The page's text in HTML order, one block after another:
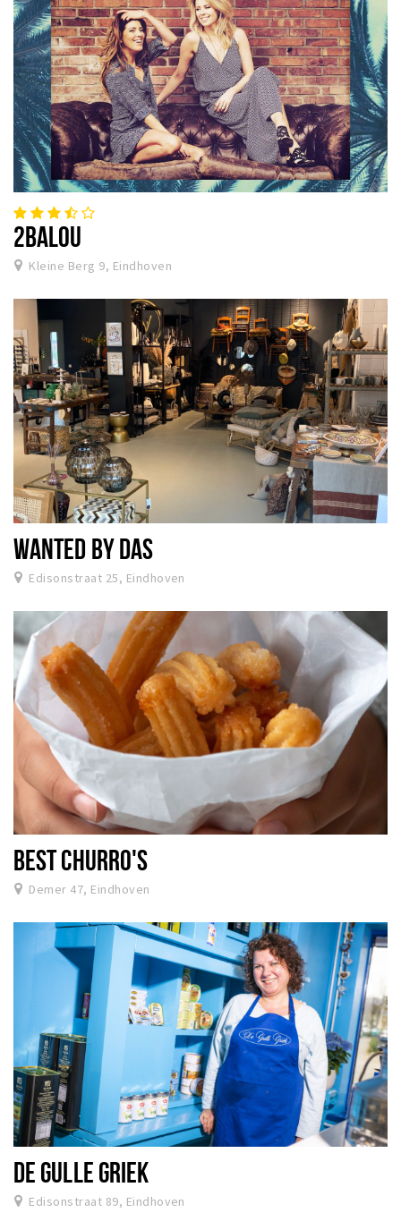
2BALOU
Kleine Berg 9, Eindhoven
WANTED BY DAS
Edisonstraat 25, Eindhoven
BEST CHURRO'S
Demer 47, Eindhoven
DE GULLE GRIEK
Edisonstraat 89, Eindhoven